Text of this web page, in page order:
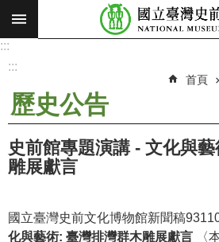
跳到主要內容區塊
搜
願
使
命
新
:::
:::
首頁
歷史公告
史前館專題演講 - 文化與
雕展獻言
國立臺灣史前文化博物館新聞稿
化與藝術: 臺灣排灣群木雕展獻言 〈